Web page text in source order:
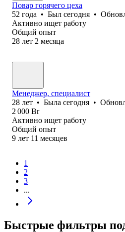
Повар горячего цеха
52 года • Был сегодня •
Активно ищет работу
Общий опыт
28 лет 2 месяца
Менеджер, специалист
28 лет • Была сегодня •
2 000 Br
Активно ищет работу
Общий опыт
9 лет 11 месяцев
1
2
3
...
Быстрые фильтры